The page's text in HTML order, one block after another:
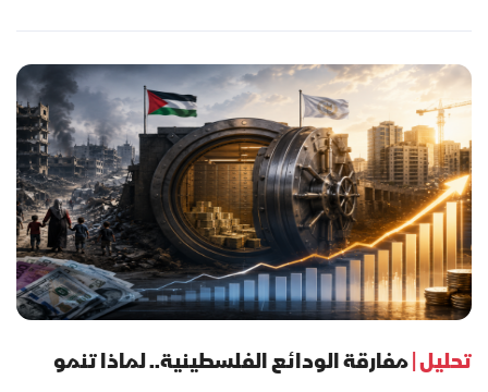
تحليل |مفارقة الودائع الفلسطينية.. لماذا تنمو